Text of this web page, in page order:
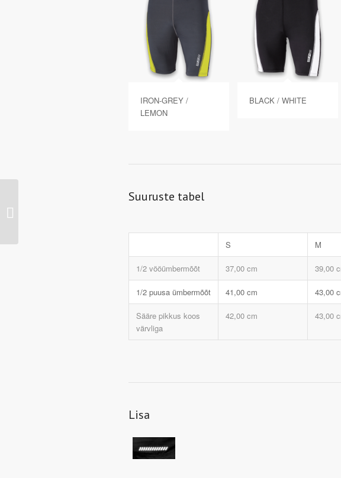
IRON-GREY /
LEMON
BLACK / WHITE
Suuruste tabel
S M
1/2 vööümbermõõt 37,00 cm 39,00
1/2 puusa ümbermõõt 41,00 cm 43,00
Sääre pikkus koos
värvliga
42,00 cm 43,00
Lisa